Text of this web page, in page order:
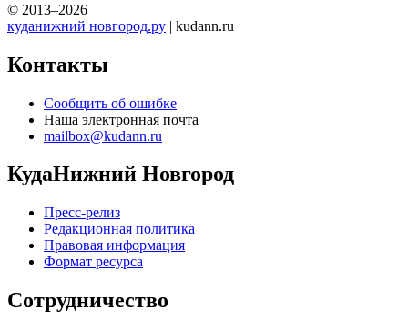
© 2013–2026
куданижний новгород.ру | kudann.ru
Контакты
Сообщить об ошибке
Наша электронная почта
mailbox@kudann.ru
КудаНижний Новгород
Пресс-релиз
Редакционная политика
Правовая информация
Формат ресурса
Сотрудничество